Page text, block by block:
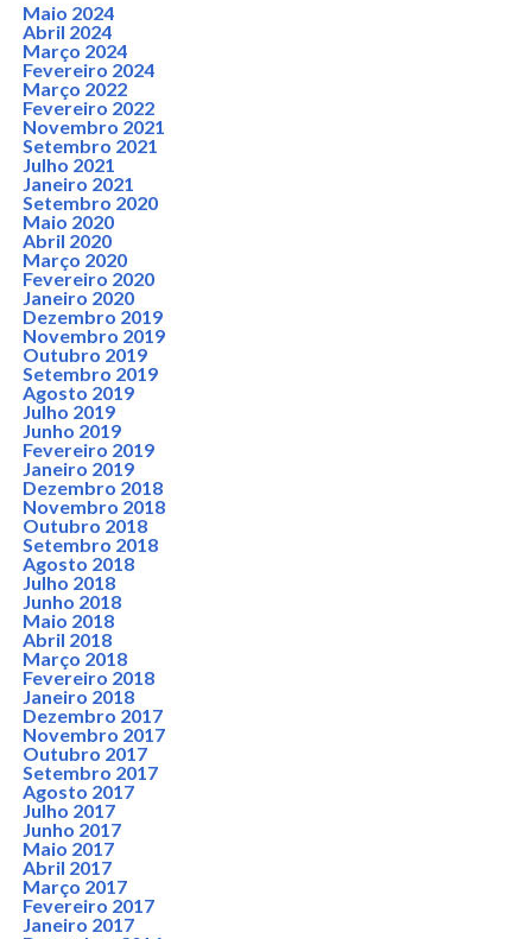
Maio 2024
Abril 2024
Março 2024
Fevereiro 2024
Março 2022
Fevereiro 2022
Novembro 2021
Setembro 2021
Julho 2021
Janeiro 2021
Setembro 2020
Maio 2020
Abril 2020
Março 2020
Fevereiro 2020
Janeiro 2020
Dezembro 2019
Novembro 2019
Outubro 2019
Setembro 2019
Agosto 2019
Julho 2019
Junho 2019
Fevereiro 2019
Janeiro 2019
Dezembro 2018
Novembro 2018
Outubro 2018
Setembro 2018
Agosto 2018
Julho 2018
Junho 2018
Maio 2018
Abril 2018
Março 2018
Fevereiro 2018
Janeiro 2018
Dezembro 2017
Novembro 2017
Outubro 2017
Setembro 2017
Agosto 2017
Julho 2017
Junho 2017
Maio 2017
Abril 2017
Março 2017
Fevereiro 2017
Janeiro 2017